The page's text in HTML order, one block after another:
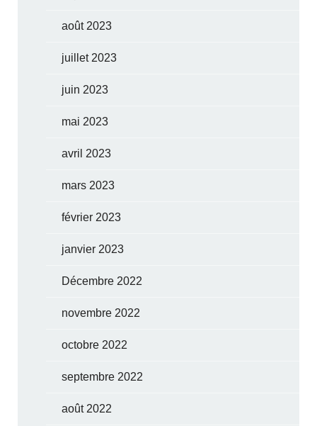
août 2023
juillet 2023
juin 2023
mai 2023
avril 2023
mars 2023
février 2023
janvier 2023
Décembre 2022
novembre 2022
octobre 2022
septembre 2022
août 2022